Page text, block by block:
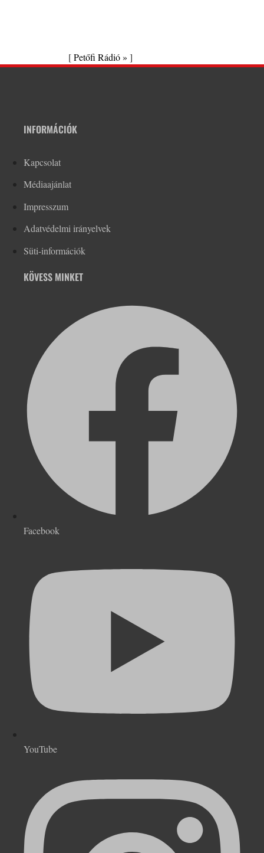
[Petőfi Rádió » ]
INFORMÁCIÓK
Kapcsolat
Médiaajánlat
Impresszum
Adatvédelmi irányelvek
Süti-információk
KÖVESS MINKET
Facebook
YouTube